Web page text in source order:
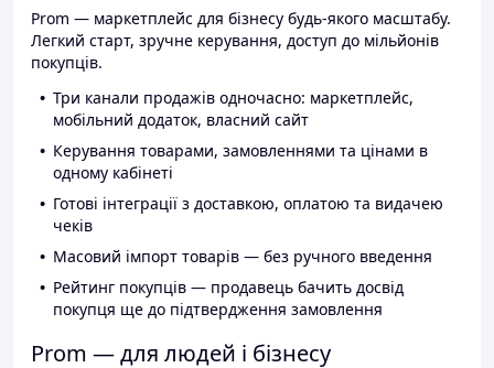
Prom — маркетплейс для бізнесу будь-якого масштабу.
Легкий старт, зручне керування, доступ до мільйонів
покупців.
Три канали продажів одночасно: маркетплейс,
мобільний додаток, власний сайт
Керування товарами, замовленнями та цінами в
одному кабінеті
Готові інтеграції з доставкою, оплатою та видачею
чеків
Масовий імпорт товарів — без ручного введення
Рейтинг покупців — продавець бачить досвід
покупця ще до підтвердження замовлення
Prom — для людей і бізнесу